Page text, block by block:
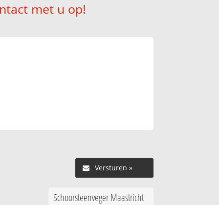
met u op!
Versturen »
Schoorsteenveger Maastricht